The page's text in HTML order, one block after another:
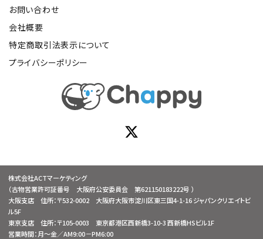
お問い合わせ
会社概要
特定商取引法表示について
プライバシーポリシー
株式会社ACTマーケティング
（古物営業許可証番号 大阪府公安委員会 第621150183222号 ）
大阪支店 住所：〒532-0002 大阪府大阪市淀川区東三国4-1-16 ジャパンクリエイトビ
ル5F
東京支店 住所：〒105-0003 東京都港区西新橋3-10-3 西新橋HSビル1F
営業時間：月～金／AM9:00－PM6:00